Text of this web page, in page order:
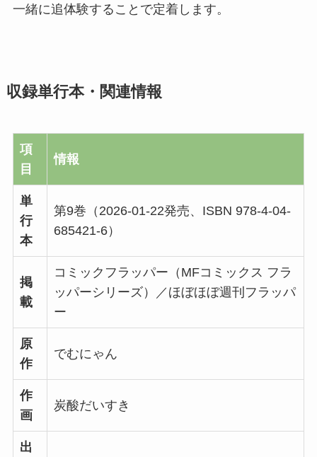
一緒に追体験することで定着します。
収録単行本・関連情報
項
目
情報
単
行
本
第9巻（2026-01-22発売、ISBN 978-4-04-
685421-6）
掲
載
コミックフラッパー（MFコミックス フラ
ッパーシリーズ）／ほぼほぼ週刊フラッパ
ー
原
作
でむにゃん
作
画
炭酸だいすき
出